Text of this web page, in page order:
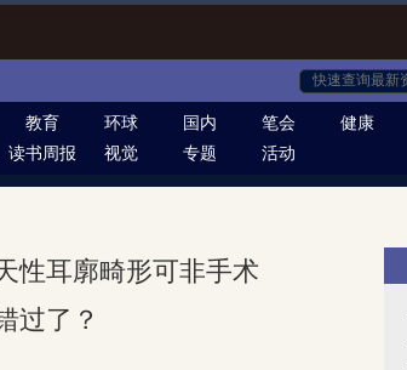
教育 环球 国内 笔会
健康
读书周报 视觉 专题 活动
耳廓畸形可非手术
过了？